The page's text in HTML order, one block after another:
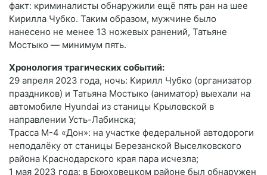
факт: криминалисты обнаружили ещё пять ран на шее
Кирилла Чубко. Таким образом, мужчине было
нанесено не менее 13 ножевых ранений, Татьяне
Мостыко — минимум пять.
Хронология трагических событий:
29 апреля 2023 года, ночь: Кирилл Чубко (организатор
праздников) и Татьяна Мостыко (аниматор) выехали на
автомобиле Hyundai из станицы Крыловской в
направлении Усть-Лабинска;
Трасса М-4 «Дон»: на участке федеральной автодороги
неподалёку от станицы Березанской Выселковского
района Краснодарского края пара исчезла;
1 мая 2023 года: в Брюховецком районе был обнаружен